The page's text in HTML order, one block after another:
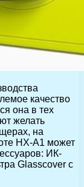
качество
она в тех
желать
на
HX-A1 может
ИК-
Glasscover с